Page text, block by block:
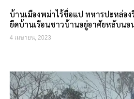
บ้านเมืองพม่าไร้ขื่อแป ทหารปะหล่อ
ยึดบ้านเรือนชาวบ้านอยู่อาศัยหลับนอ
4 เมษายน, 2023